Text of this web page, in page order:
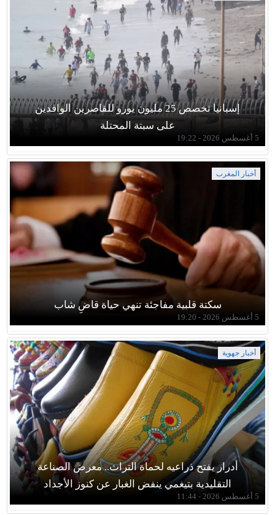
إسبانيا تخصص 25 مليون يورو للقاصرين الوافدين
على سبتة المحتلة
5 أغسطس 2026 - 19:22
أخبار المغرب
سكتة قلبية مفاجئة تنهي حياة قاضِ شاب
5 أغسطس 2026 - 19:20
أخبار جهوية
أدرار يفتح ذراعيه لحماة التراث.. معرض الصناعة
التقليدية بتيغمي ينفض الغبار عن كنوز الأجداد
5 أغسطس 2026 - 11:44